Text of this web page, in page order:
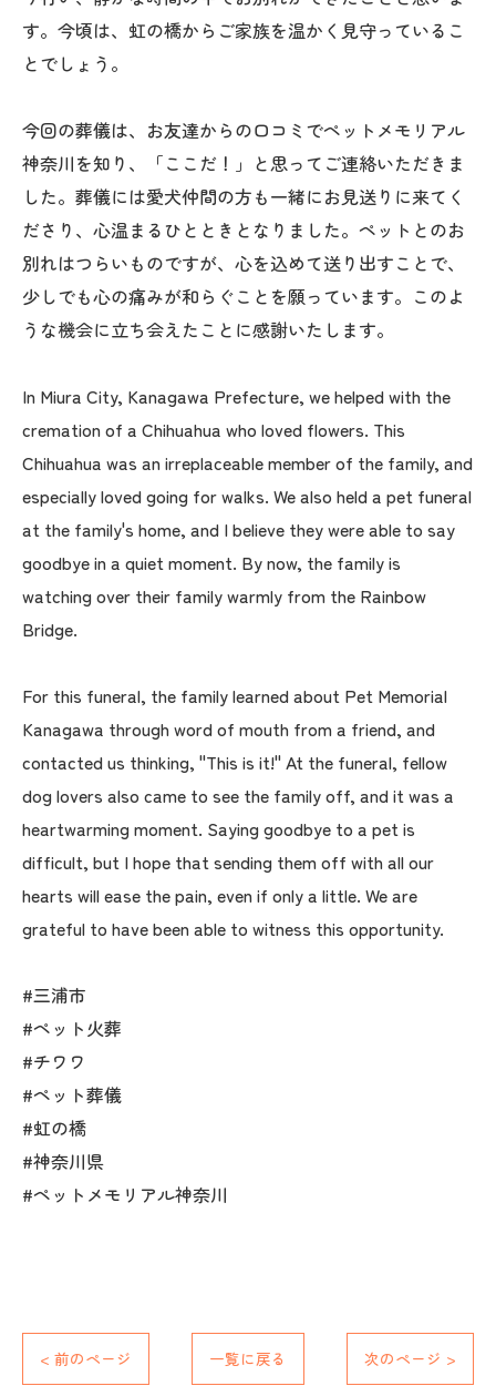
す。今頃は、虹の橋からご家族を温かく見守っているこ
とでしょう。
今回の葬儀は、お友達からの口コミでペットメモリアル
神奈川を知り、「ここだ！」と思ってご連絡いただきま
した。葬儀には愛犬仲間の方も一緒にお見送りに来てく
ださり、心温まるひとときとなりました。ペットとのお
別れはつらいものですが、心を込めて送り出すことで、
少しでも心の痛みが和らぐことを願っています。このよ
うな機会に立ち会えたことに感謝いたします。
In Miura City, Kanagawa Prefecture, we helped with the
cremation of a Chihuahua who loved flowers. This
Chihuahua was an irreplaceable member of the family, and
especially loved going for walks. We also held a pet funeral
at the family's home, and I believe they were able to say
goodbye in a quiet moment. By now, the family is
watching over their family warmly from the Rainbow
Bridge.
For this funeral, the family learned about Pet Memorial
Kanagawa through word of mouth from a friend, and
contacted us thinking, "This is it!" At the funeral, fellow
dog lovers also came to see the family off, and it was a
heartwarming moment. Saying goodbye to a pet is
difficult, but I hope that sending them off with all our
hearts will ease the pain, even if only a little. We are
grateful to have been able to witness this opportunity.
#三浦市
#ペット火葬
#チワワ
#ペット葬儀
#虹の橋
#神奈川県
#ペットメモリアル神奈川
< 前のページ 一覧に戻る 次のページ >